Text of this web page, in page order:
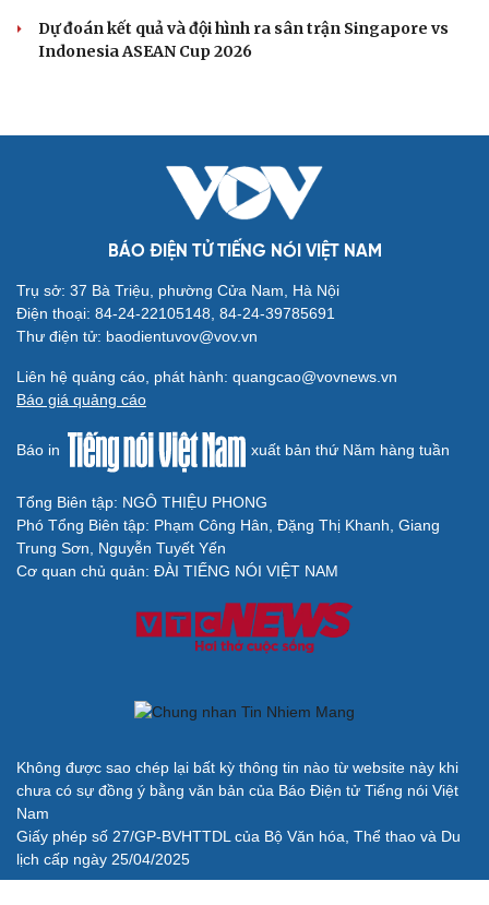
Dự đoán kết quả và đội hình ra sân trận Singapore vs
Indonesia ASEAN Cup 2026
BÁO ĐIỆN TỬ TIẾNG NÓI VIỆT NAM
Trụ sở: 37 Bà Triệu, phường Cửa Nam, Hà Nội
Điện thoại: 84-24-22105148, 84-24-39785691
Thư điện tử: baodientuvov@vov.vn
Liên hệ quảng cáo, phát hành: quangcao@vovnews.vn
Báo giá quảng cáo
Báo in xuất bản thứ Năm hàng tuần
Tổng Biên tập: NGÔ THIỆU PHONG
Phó Tổng Biên tập: Phạm Công Hân, Đặng Thị Khanh, Giang
Trung Sơn, Nguyễn Tuyết Yến
Cơ quan chủ quản: ĐÀI TIẾNG NÓI VIỆT NAM
Không được sao chép lại bất kỳ thông tin nào từ website này khi
chưa có sự đồng ý bằng văn bản của Báo Điện tử Tiếng nói Việt
Nam
Giấy phép số 27/GP-BVHTTDL của Bộ Văn hóa, Thể thao và Du
lịch cấp ngày 25/04/2025